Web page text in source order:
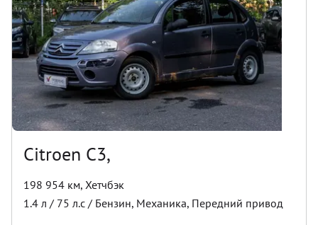
Citroen C3,
198 954 км, Хетчбэк
1.4 л / 75 л.с / Бензин, Механика, Передний привод